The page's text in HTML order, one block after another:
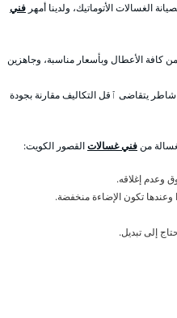
الغسالات الأتوماتيك، ولدينا أمهر فني
كافة الأعطال وبأسعار مناسبة، وجاهزين
يتقاضى ٱقل التكاليف مقارنة بجودة
منفني غسالاتالقصور الكويت:
وعدم إغلاقه.
تكون الإضاءة منخفضة.
إلى تبديل.